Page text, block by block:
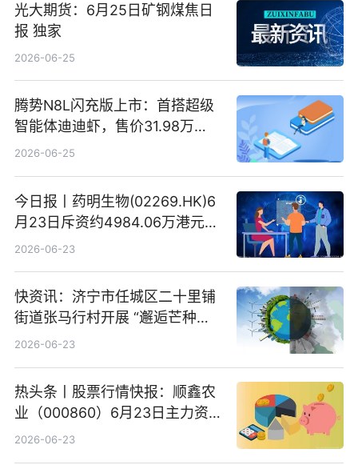
光大期货：6月25日矿钢煤焦日
报 独家
2026-06-25
腾势N8L闪充版上市：首搭超级
智能体迪迪虾，售价31.98万
元-34.98万元 焦点日报
2026-06-25
今日报丨药明生物(02269.HK)6
月23日斥资约4984.06万港元回
购160.50万股
2026-06-23
快资讯：济宁市任城区二十里铺
街道张马行村开展 “邂逅芒种节
气 传承农耕文化” 宣传活动
2026-06-23
热头条丨股票行情快报：顺鑫农
业（000860）6月23日主力资
金净卖出388.22万元
2026-06-23